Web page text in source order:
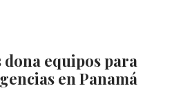
dona equipos para
en Panamá